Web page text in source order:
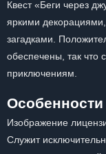
Квест «Беги через
яркими
загадками.
обеспечены, так что
приключениям.
Особенности
Изображение
Служит